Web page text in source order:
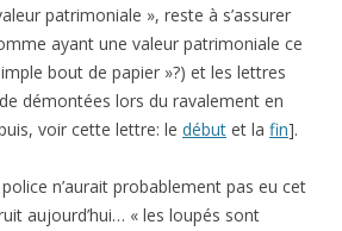
patrimoniale », reste à s’assurer
ayant une valeur patrimoniale ce
bout de papier »?) et les lettres
démontées lors du ravalement en
voir cette lettre: le début et la fin].
n’aurait probablement pas eu cet
aujourd’hui… « les loupés sont